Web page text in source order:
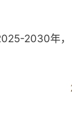
2030年